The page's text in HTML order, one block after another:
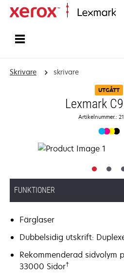
Skrivare skrivare
UTGÅTT
Lexmark
Artikelnummer.:
FUNKTIONER
Färglaser
Dubbelsidig utskrift:
Rekommenderad sidvolym
33000 Sidor†